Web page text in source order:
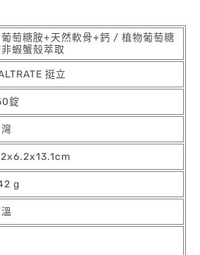
萄糖胺+天然軟骨+鈣 / 植物葡萄糖
蝦蟹殼萃取
挺立
錠
g